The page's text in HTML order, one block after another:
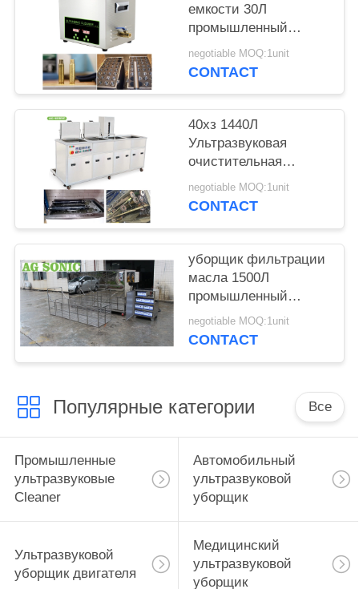
емкости 30Л
промышленный
ультразвуковой для
чистки карбюраторов/
negotiable MOQ:1unit
CONTACT
40хз 1440Л
Ультразвуковая
очистительная
машина 4 танков,
очищающих
negotiable MOQ:1unit
CONTACT
уборщик фильтрации
масла 1500Л
промышленный
ультразвуковой для
лезвия Турбо/
negotiable MOQ:1unit
CONTACT
Популярные категории Все
Промышленные
ультразвуковые
Cleaner
Автомобильный
ультразвуковой
уборщик
Ультразвуковой
уборщик двигателя
Медицинский
ультразвуковой
уборщик